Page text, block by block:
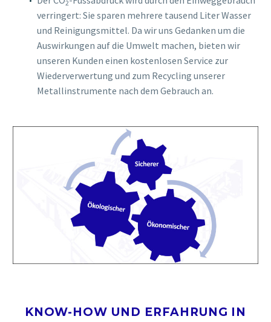
2
verringert: Sie sparen mehrere tausend Liter Wasser
und Reinigungsmittel. Da wir uns Gedanken um die
Auswirkungen auf die Umwelt machen, bieten wir
unseren Kunden einen kostenlosen Service zur
Wiederverwertung und zum Recycling unserer
Metallinstrumente nach dem Gebrauch an.
KNOW-HOW UND ERFAHRUNG IN